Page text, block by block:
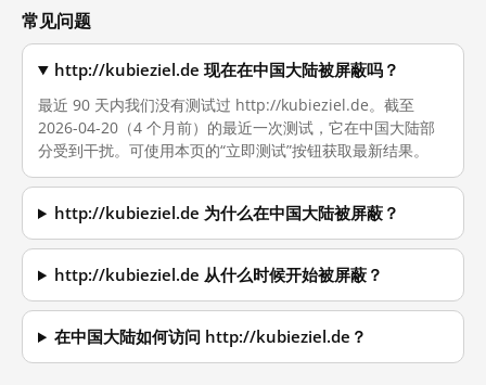
常见问题
http://kubieziel.de 现在在中国大陆被屏蔽吗？
最近 90 天内我们没有测试过 http://kubieziel.de。截至
2026-04-20（4 个月前）的最近一次测试，它在中国大陆部
分受到干扰。可使用本页的“立即测试”按钮获取最新结果。
http://kubieziel.de 为什么在中国大陆被屏蔽？
http://kubieziel.de 从什么时候开始被屏蔽？
在中国大陆如何访问 http://kubieziel.de？